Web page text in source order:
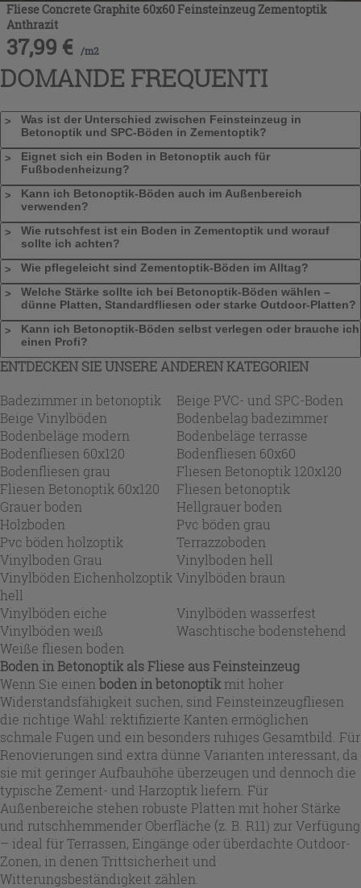
Fliese Concrete Graphite 60x60 Feinsteinzeug Zementoptik
Anthrazit
37,99 € /m2
DOMANDE FREQUENTI
Was ist der Unterschied zwischen Feinsteinzeug in
Betonoptik und SPC-Böden in Zementoptik?
Eignet sich ein Boden in Betonoptik auch für
Fußbodenheizung?
Kann ich Betonoptik-Böden auch im Außenbereich
verwenden?
Wie rutschfest ist ein Boden in Zementoptik und worauf
sollte ich achten?
Wie pflegeleicht sind Zementoptik-Böden im Alltag?
Welche Stärke sollte ich bei Betonoptik-Böden wählen –
dünne Platten, Standardfliesen oder starke Outdoor-Platten?
Kann ich Betonoptik-Böden selbst verlegen oder brauche ich
einen Profi?
ENTDECKEN SIE UNSERE ANDEREN KATEGORIEN
Badezimmer in betonoptik
Beige PVC- und SPC-Boden
Beige Vinylböden
Bodenbelag badezimmer
Bodenbeläge modern
Bodenbeläge terrasse
Bodenfliesen 60x120
Bodenfliesen 60x60
Bodenfliesen grau
Fliesen Betonoptik 120x120
Fliesen Betonoptik 60x120
Fliesen betonoptik
Grauer boden
Hellgrauer boden
Holzboden
Pvc böden grau
Pvc böden holzoptik
Terrazzoboden
Vinylboden Grau
Vinylboden hell
Vinylböden Eichenholzoptik
hell
Vinylböden braun
Vinylböden eiche
Vinylböden wasserfest
Vinylböden weiß
Waschtische bodenstehend
Weiße fliesen boden
Boden in Betonoptik als Fliese aus Feinsteinzeug
Wenn Sie einen boden in betonoptikmit hoher
Widerstandsfähigkeit suchen, sind Feinsteinzeugfliesen
die richtige Wahl: rektifizierte Kanten ermöglichen
schmale Fugen und ein besonders ruhiges Gesamtbild. Für
Renovierungen sind extra dünne Varianten interessant, da
sie mit geringer Aufbauhöhe überzeugen und dennoch die
typische Zement- und Harzoptik liefern. Für
Außenbereiche stehen robuste Platten mit hoher Stärke
und rutschhemmender Oberfläche (z. B. R11) zur Verfügung
– ideal für Terrassen, Eingänge oder überdachte Outdoor-
Zonen, in denen Trittsicherheit und
Witterungsbeständigkeit zählen.